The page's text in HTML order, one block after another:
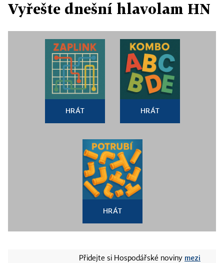
Vyřešte dnešní hlavolam HN
HRÁT HRÁT
HRÁT
Přidejte si Hospodářské noviny mezi